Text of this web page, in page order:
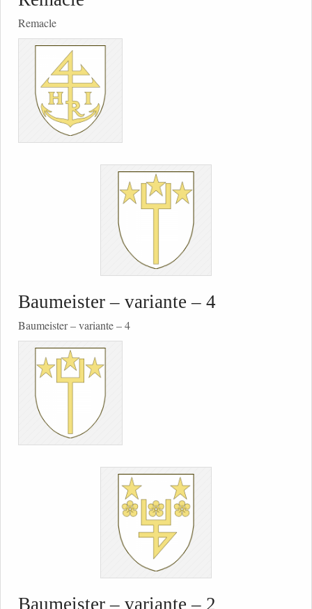
Remacle
Baumeister – variante – 4
Baumeister – variante – 4
Baumeister – variante – 2